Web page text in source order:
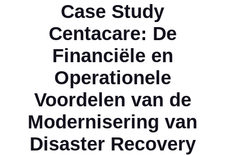
Case Study
Centacare: De
Financiële en
Operationele
Voordelen van de
Modernisering van
Disaster Recovery